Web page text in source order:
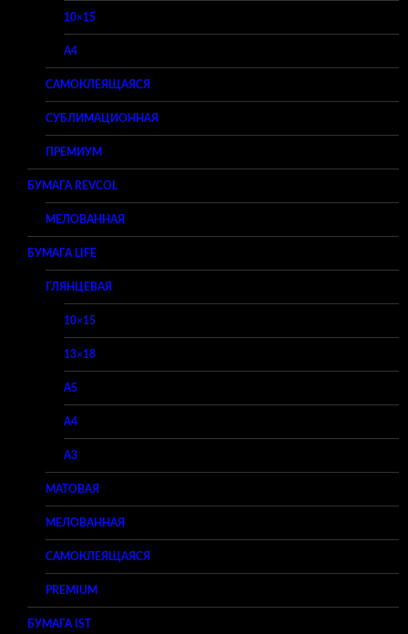
10×15
A4
САМОКЛЕЯЩАЯСЯ
СУБЛИМАЦИОННАЯ
ПРЕМИУМ
БУМАГА REVCOL
МЕЛОВАННАЯ
БУМАГА LIFE
ГЛЯНЦЕВАЯ
10×15
13×18
A5
A4
A3
МАТОВАЯ
МЕЛОВАННАЯ
САМОКЛЕЯЩАЯСЯ
PREMIUM
БУМАГА IST